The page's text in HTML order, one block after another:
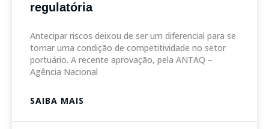
regulatória
Antecipar riscos deixou de ser um diferencial para se
tornar uma condição de competitividade no setor
portuário. A recente aprovação, pela ANTAQ –
Agência Nacional
SAIBA MAIS